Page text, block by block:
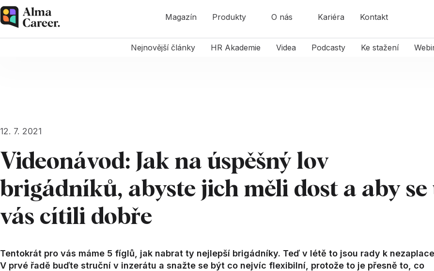
Magazín Produkty O nás Kariéra Kontakt
Nejnovější články HR Akademie Videa Podcasty Ke stažení
12. 7. 2021
Videonávod: Jak na úspěšný lov
brigádníků, abyste jich měli dost a aby se
vás cítili dobře
Tentokrát pro vás máme 5 fíglů, jak nabrat ty nejlepší brigádníky. Teď v létě to jsou rady k
V prvé řadě buďte struční v inzerátu a snažte se být co nejvíc flexibilní, protože to je přesně to, co